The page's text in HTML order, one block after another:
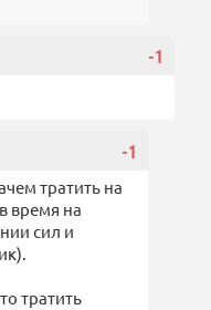
-1
-1
тратить на
время на
сил и
тратить